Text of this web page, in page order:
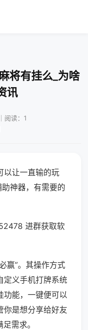
将有挂么_为啥
讯
阅读：1
以让一直输的玩
神器，有需要的
进群获取软
赢”。其操作方式
定义手机打牌系统
功能，一键便可以
你是想分享给好友
需求。